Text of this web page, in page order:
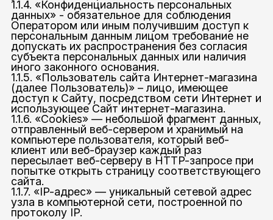
1.1.4. «Конфиденциальность персональных
данных» - обязательное для соблюдения
Оператором или иным получившим доступ к
персональным данным лицом требование не
допускать их распространения без согласия
субъекта персональных данных или наличия
иного законного основания.
1.1.5. «Пользователь сайта Интернет-магазина
(далее Пользователь)» – лицо, имеющее
доступ к Сайту, посредством сети Интернет и
использующее Сайт интернет-магазина.
1.1.6. «Cookies» — небольшой фрагмент данных,
отправленный веб-сервером и хранимый на
компьютере пользователя, который веб-
клиент или веб-браузер каждый раз
пересылает веб-серверу в HTTP-запросе при
попытке открыть страницу соответствующего
сайта.
1.1.7. «IP-адрес» — уникальный сетевой адрес
узла в компьютерной сети, построенной по
протоколу IP.